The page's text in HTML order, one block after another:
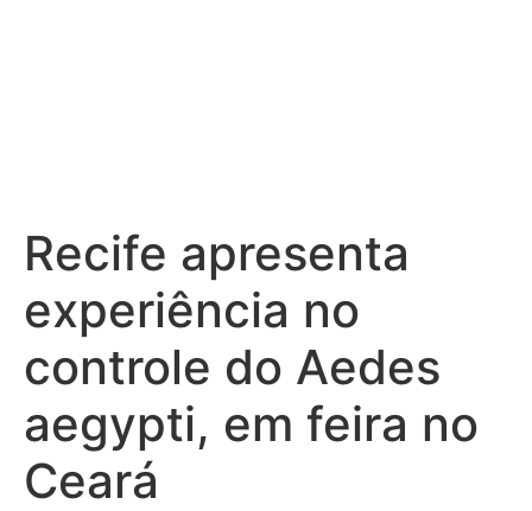
Recife apresenta
experiência no
controle do Aedes
aegypti, em feira no
Ceará